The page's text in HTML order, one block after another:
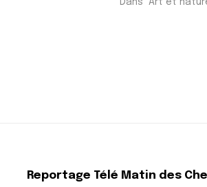
Dans "Art et
Reportage Télé Matin des